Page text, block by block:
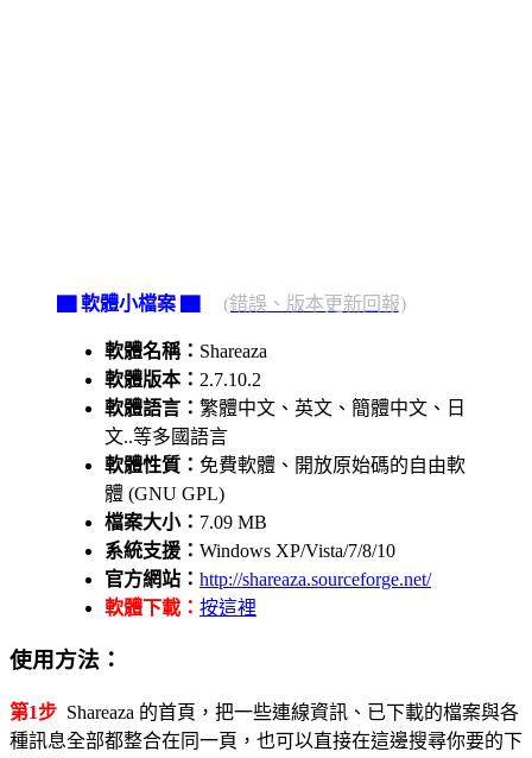
▇ 軟體小檔案 ▇ (錯誤、版本更新回報)
軟體名稱： Shareaza
軟體版本： 2.7.10.2
軟體語言： 繁體中文、英文、簡體中文、日
文..等多國語言
軟體性質： 免費軟體、開放原始碼的自由軟
體 (GNU GPL)
檔案大小： 7.09 MB
系統支援： Windows XP/Vista/7/8/10
官方網站： http://shareaza.sourceforge.net/
軟體下載： 按這裡
使用方法：
第1步 Shareaza 的首頁，把一些連線資訊、已下載的檔案與各
種訊息全部都整合在同一頁，也可以直接在這邊搜尋你要的下